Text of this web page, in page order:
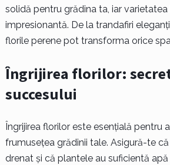
solidă pentru grădina ta, iar
impresionantă. De la trandafiri
florile perene pot transforma orice
Îngrijirea florilor:
succesului
Îngrijirea florilor este esențială pentru
frumusețea grădinii tale. Asigură-te
drenat și că plantele au suficientă apă